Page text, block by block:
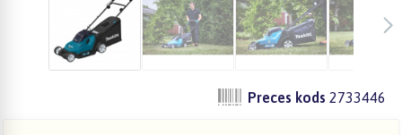
Preces kods 2733446